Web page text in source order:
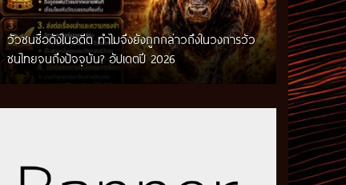
วัวชนชื่อดังในอดีต ทำไมจึงยังถูกกล่าวถึงในวงการวัว
ชนไทยจนถึงปัจจุบัน? อัปเดตปี 2026
กติกาวัวชนสมัยก่อน วิถีการแข่งขันดั้งเดิมที่สืบทอด
ผ่านภูมิปัญญาท้องถิ่น อัปเดตปี 2026